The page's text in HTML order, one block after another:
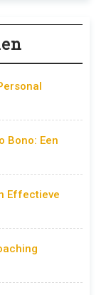
Bono: Een
Effectieve